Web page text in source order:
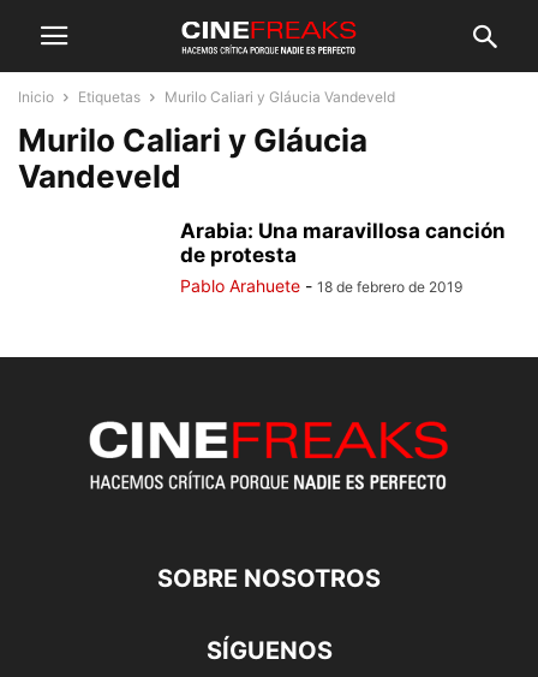
Inicio Etiquetas Murilo Caliari y Gláucia Vandeveld
Murilo Caliari y Gláucia
Vandeveld
Arabia: Una maravillosa canción
de protesta
Pablo Arahuete - 18 de febrero de 2019
SOBRE NOSOTROS
SÍGUENOS